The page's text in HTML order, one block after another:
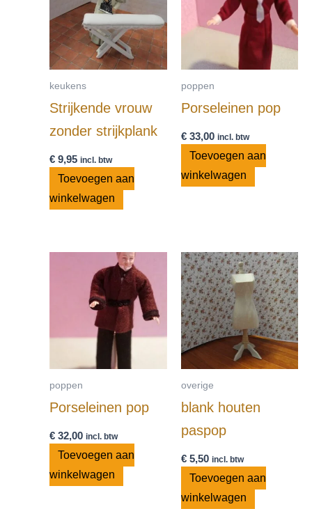
keukens
Strijkende vrouw
zonder strijkplank
€ 9,95 incl. btw
Toevoegen aan
winkelwagen
poppen
Porseleinen pop
€33,00 incl. btw
Toevoegen aan
winkelwagen
poppen
Porseleinen pop
€ 32,00 incl. btw
Toevoegen aan
winkelwagen
overige
blank houten
paspop
€5,50 incl. btw
Toevoegen aan
winkelwagen